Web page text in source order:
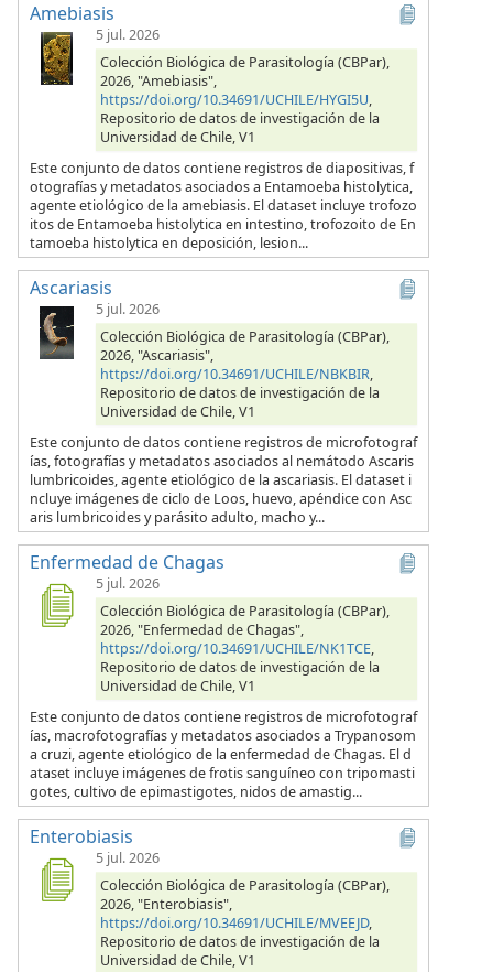
Amebiasis
5 jul. 2026
Colección Biológica de Parasitología (CBPar),
2026, "Amebiasis",
https://doi.org/10.34691/UCHILE/HYGI5U,
Repositorio de datos de investigación de la
Universidad de Chile, V1
Este conjunto de datos contiene registros de diapositivas, f
otografías y metadatos asociados a Entamoeba histolytica,
agente etiológico de la amebiasis. El dataset incluye trofozo
itos de Entamoeba histolytica en intestino, trofozoito de En
tamoeba histolytica en deposición, lesion...
Ascariasis
5 jul. 2026
Colección Biológica de Parasitología (CBPar),
2026, "Ascariasis",
https://doi.org/10.34691/UCHILE/NBKBIR,
Repositorio de datos de investigación de la
Universidad de Chile, V1
Este conjunto de datos contiene registros de microfotograf
ías, fotografías y metadatos asociados al nemátodo Ascaris
lumbricoides, agente etiológico de la ascariasis. El dataset i
ncluye imágenes de ciclo de Loos, huevo, apéndice con Asc
aris lumbricoides y parásito adulto, macho y...
Enfermedad de Chagas
5 jul. 2026
Colección Biológica de Parasitología (CBPar),
2026, "Enfermedad de Chagas",
https://doi.org/10.34691/UCHILE/NK1TCE,
Repositorio de datos de investigación de la
Universidad de Chile, V1
Este conjunto de datos contiene registros de microfotograf
ías, macrofotografías y metadatos asociados a Trypanosom
a cruzi, agente etiológico de la enfermedad de Chagas. El d
ataset incluye imágenes de frotis sanguíneo con tripomasti
gotes, cultivo de epimastigotes, nidos de amastig...
Enterobiasis
5 jul. 2026
Colección Biológica de Parasitología (CBPar),
2026, "Enterobiasis",
https://doi.org/10.34691/UCHILE/MVEEJD,
Repositorio de datos de investigación de la
Universidad de Chile, V1